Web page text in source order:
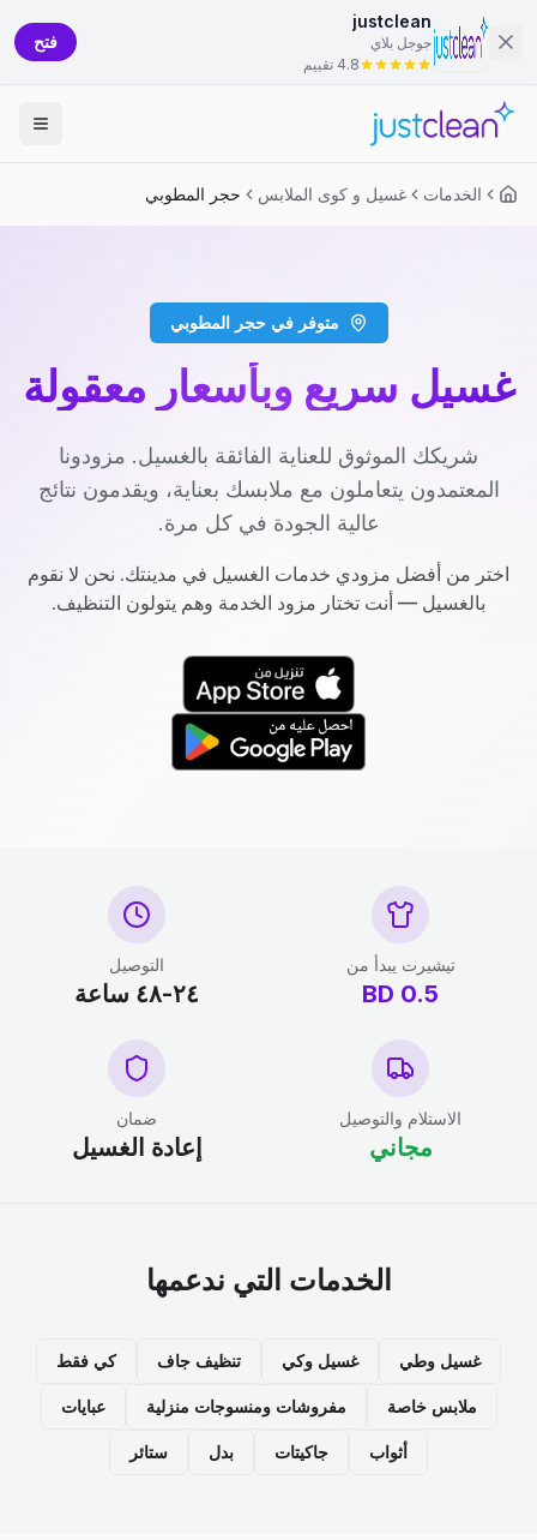
justclean
جوجل بلاي
4.8 تقييم
فتح
الخدمات غسيل و كوى الملابس حجر المطوبي
متوفر في حجر المطوبي
غسيل سريع وبأسعار معقولة
شريكك الموثوق للعناية الفائقة بالغسيل. مزودونا
المعتمدون يتعاملون مع ملابسك بعناية، ويقدمون نتائج
عالية الجودة في كل مرة.
اختر من أفضل مزودي خدمات الغسيل في مدينتك. نحن لا نقوم
بالغسيل — أنت تختار مزود الخدمة وهم يتولون التنظيف.
تيشيرت يبدأ من
0.5
BD
التوصيل
٢٤-٤٨ ساعة
الاستلام والتوصيل
مجاني
ضمان
إعادة الغسيل
الخدمات التي ندعمها
غسيل وطي غسيل وكي تنظيف جاف كي فقط
ملابس خاصة مفروشات ومنسوجات منزلية عبايات
أثواب جاكيتات بدل ستائر